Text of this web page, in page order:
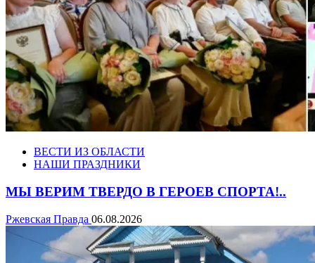
ВЕСТИ ИЗ ОБЛАСТИ
НАШИ ПРАЗДНИКИ
МЫ ВЕРИМ ТВЕРДО В ГЕРОЕВ СПОРТА!..
Ржевская Правда 06.08.2026